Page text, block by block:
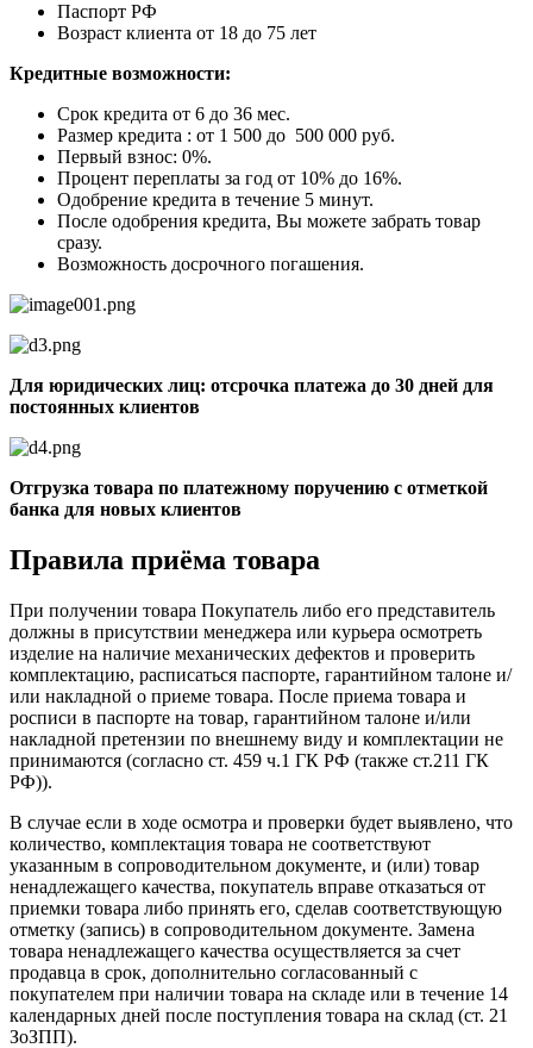
Паспорт РФ
Возраст клиента от 18 до 75 лет
Кредитные возможности:
Срок кредита от 6 до 36 мес.
Размер кредита : от 1 500 до 500 000 руб.
Первый взнос: 0%.
Процент переплаты за год от 10% до 16%.
Одобрение кредита в течение 5 минут.
После одобрения кредита, Вы можете забрать товар
сразу.
Возможность досрочного погашения.
Для юридических лиц: отсрочка платежа до 30 дней для
постоянных клиентов
Отгрузка товара по платежному поручению с отметкой
банка для новых клиентов
Правила приёма товара
При получении товара Покупатель либо его представитель
должны в присутствии менеджера или курьера осмотреть
изделие на наличие механических дефектов и проверить
комплектацию, расписаться паспорте, гарантийном талоне и/
или накладной о приеме товара. После приема товара и
росписи в паспорте на товар, гарантийном талоне и/или
накладной претензии по внешнему виду и комплектации не
принимаются (согласно ст. 459 ч.1 ГК РФ (также ст.211 ГК
РФ)).
В случае если в ходе осмотра и проверки будет выявлено, что
количество, комплектация товара не соответствуют
указанным в сопроводительном документе, и (или) товар
ненадлежащего качества, покупатель вправе отказаться от
приемки товара либо принять его, сделав соответствующую
отметку (запись) в сопроводительном документе. Замена
товара ненадлежащего качества осуществляется за счет
продавца в срок, дополнительно согласованный с
покупателем при наличии товара на складе или в течение 14
календарных дней после поступления товара на склад (ст. 21
ЗоЗПП).